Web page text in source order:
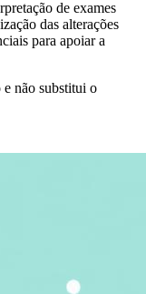
de exames
das alterações
para apoiar a
não substitui o